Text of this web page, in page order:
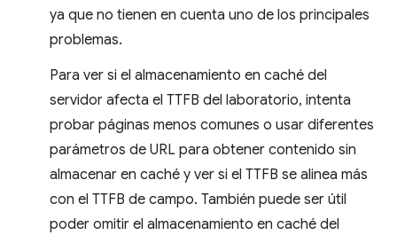
ya que no tienen en cuenta uno de los principales
problemas.
Para ver si el almacenamiento en caché del
servidor afecta el TTFB del laboratorio, intenta
probar páginas menos comunes o usar diferentes
parámetros de URL para obtener contenido sin
almacenar en caché y ver si el TTFB se alinea más
con el TTFB de campo. También puede ser útil
poder omitir el almacenamiento en caché del